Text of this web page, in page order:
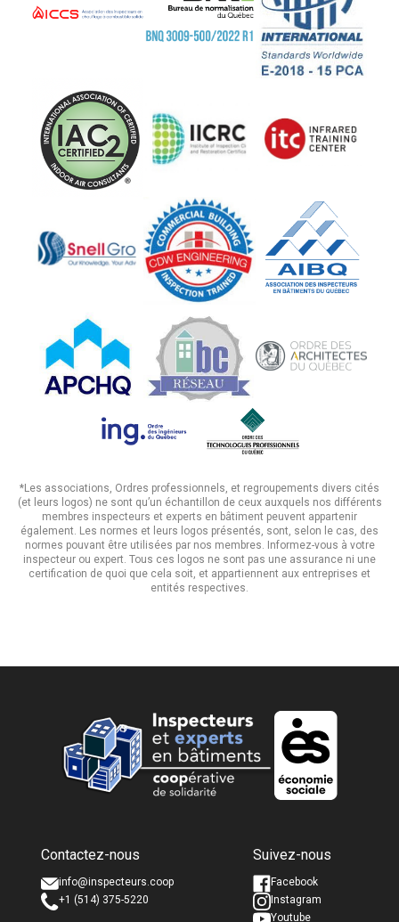
*Les associations, Ordres professionnels, et regroupements divers cités
(et leurs logos) ne sont qu’un échantillon de ceux auxquels nos différents
membres inspecteurs et experts en bâtiment peuvent appartenir
également. Les normes et leurs logos présentés, sont, selon le cas, des
normes pouvant être utilisées par nos membres. Informez-vous à votre
inspecteur ou expert. Tous ces logos ne sont pas une assurance ni une
certification de quoi que cela soit, et appartiennent aux entreprises et
entités respectives.
Nom complet *
Courriel *
Nom complet *
Courriel *
Contactez-nous
info@inspecteurs.coop
+1 (514) 375-5220
Suivez-nous
Facebook
Instagram
Youtube